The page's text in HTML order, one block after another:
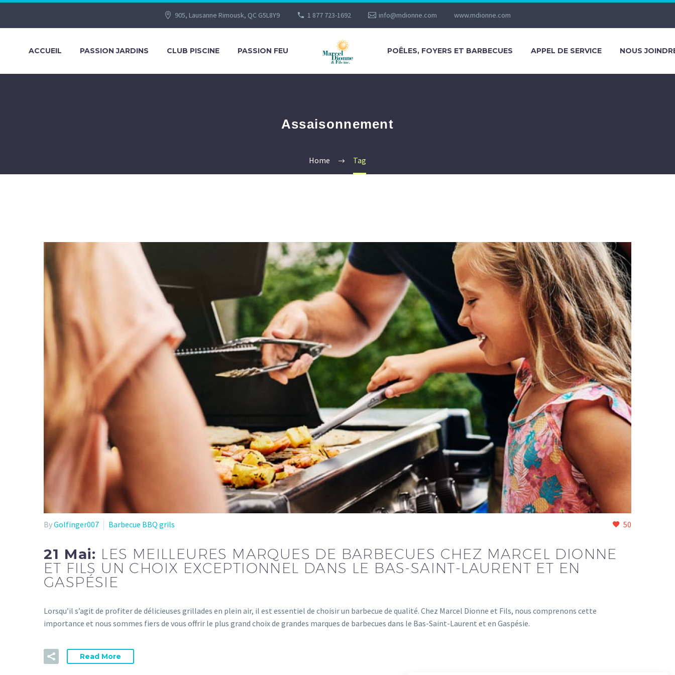
905, Lausanne Rimousk, QC G5L8Y9 1 877 723-1692 info@mdionne.com www.mdionne.com
ACCUEIL PASSION JARDINS CLUB PISCINE PASSION FEU POÊLES, FOYERS ET BARBECUES APPEL DE SERVICE NOUS
Assaisonnement
Home Tag
50
ByGolfinger007 Barbecue BBQ grils
21 Mai: LES MEILLEURES MARQUES DE BARBECUES CHEZ MARCEL DIONNE
ET FILS UN CHOIX EXCEPTIONNEL DANS LE BAS-SAINT-LAURENT ET EN
GASPÉSIE
Lorsqu’il s’agit de profiter de délicieuses grillades en plein air, il est essentiel de choisir un barbecue de qualité. Chez Marcel Dionne et Fils, nous comprenons cette
importance et nous sommes fiers de vous offrir le plus grand choix de grandes marques de barbecues dans le Bas-Saint-Laurent et en Gaspésie.
Read More